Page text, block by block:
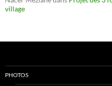
village
PHOTOS